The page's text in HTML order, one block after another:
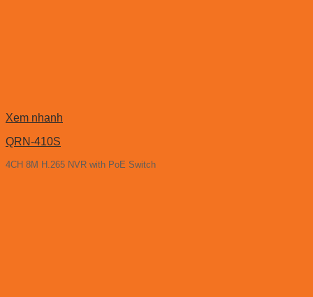
Xem nhanh
QRN-410S
4CH 8M H.265 NVR with PoE Switch